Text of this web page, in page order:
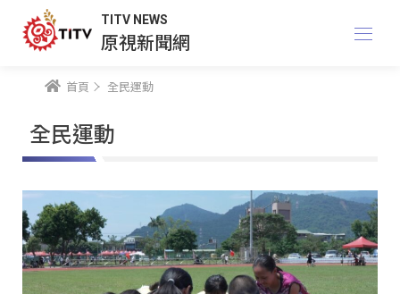
TITV NEWS
原視新聞網
首頁 全民運動
全民運動